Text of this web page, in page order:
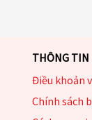
THÔNG TIN
Điều khoản
Chính sách